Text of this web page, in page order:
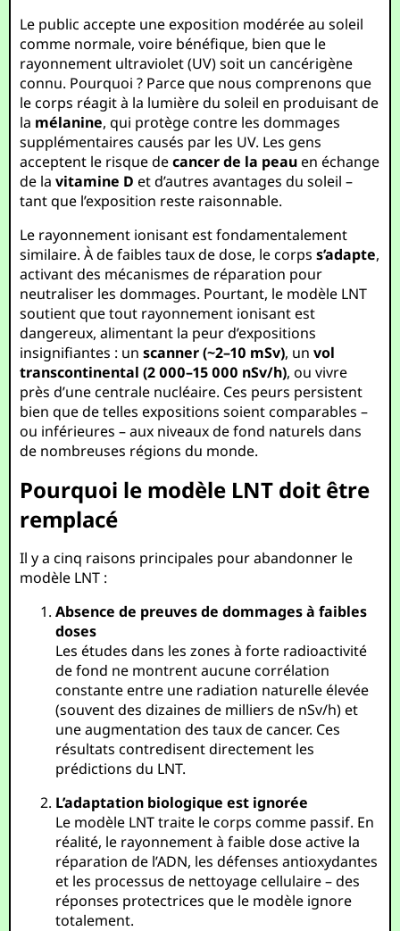
Le public accepte une exposition modérée au soleil
comme normale, voire bénéfique, bien que le
rayonnement ultraviolet (UV) soit un cancérigène
connu. Pourquoi ? Parce que nous comprenons que
le corps réagit à la lumière du soleil en produisant de
la mélanine, qui protège contre les dommages
supplémentaires causés par les UV. Les gens
acceptent le risque decancer de la peauen échange
de lavitamine D et d’autres avantages du soleil –
tant que l’exposition reste raisonnable.
Le rayonnement ionisant est fondamentalement
similaire. À de faibles taux de dose, le corpss’adapte,
activant des mécanismes de réparation pour
neutraliser les dommages. Pourtant, le modèle LNT
soutient que tout rayonnement ionisant est
dangereux, alimentant la peur d’expositions
insignifiantes : unscanner (~2–10 mSv), unvol
transcontinental (2 000–15 000 nSv/h), ou vivre
près d’une centrale nucléaire. Ces peurs persistent
bien que de telles expositions soient comparables –
ou inférieures – aux niveaux de fond naturels dans
de nombreuses régions du monde.
Pourquoi le modèle LNT doit être
remplacé
Il y a cinq raisons principales pour abandonner le
modèle LNT :
Absence de preuves de dommages à faibles
doses
Les études dans les zones à forte radioactivité
de fond ne montrent aucune corrélation
constante entre une radiation naturelle élevée
(souvent des dizaines de milliers de nSv/h) et
une augmentation des taux de cancer. Ces
résultats contredisent directement les
prédictions du LNT.
L’adaptation biologique est ignorée
Le modèle LNT traite le corps comme passif. En
réalité, le rayonnement à faible dose active la
réparation de l’ADN, les défenses antioxydantes
et les processus de nettoyage cellulaire – des
réponses protectrices que le modèle ignore
totalement.